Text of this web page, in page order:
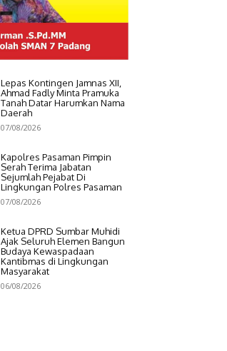
Lepas Kontingen Jamnas XII,
Ahmad Fadly Minta Pramuka
Tanah Datar Harumkan Nama
Daerah
07/08/2026
Kapolres Pasaman Pimpin
Serah Terima Jabatan
Sejumlah Pejabat Di
Lingkungan Polres Pasaman
07/08/2026
Ketua DPRD Sumbar Muhidi
Ajak Seluruh Elemen Bangun
Budaya Kewaspadaan
Kantibmas di Lingkungan
Masyarakat
06/08/2026